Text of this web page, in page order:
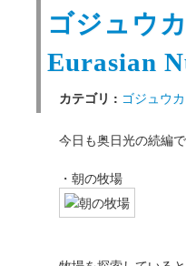
ゴジュウ
Eurasian
カテゴリ : ゴジュウ
今日も奥日光の続編で
・朝の牧場